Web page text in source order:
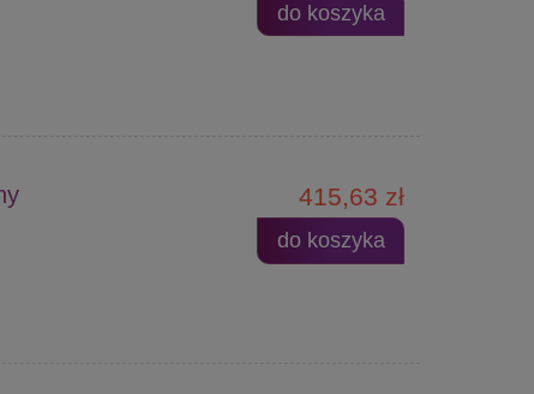
do koszyka
415,63 zł
do koszyka